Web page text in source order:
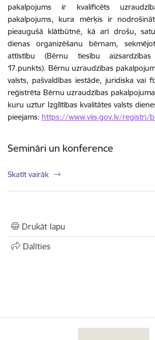
pakalpojums ir kvalificēts
pakalpojums, kura mērķis ir
pieaugušā klātbūtnē, kā arī drošu,
dienas organizēšanu bērnam,
attīstību (Bērnu tiesību
17.punkts). Bērnu uzraudzības
valsts, pašvaldības iestāde, juridiska vai
reģistrēta Bērnu uzraudzības
kuru uztur Izglītības kvalitātes valsts
pieejams: https://www.viis.gov.lv/registri/
Semināri un konference
Skatīt vairāk
Drukāt lapu
Dalīties